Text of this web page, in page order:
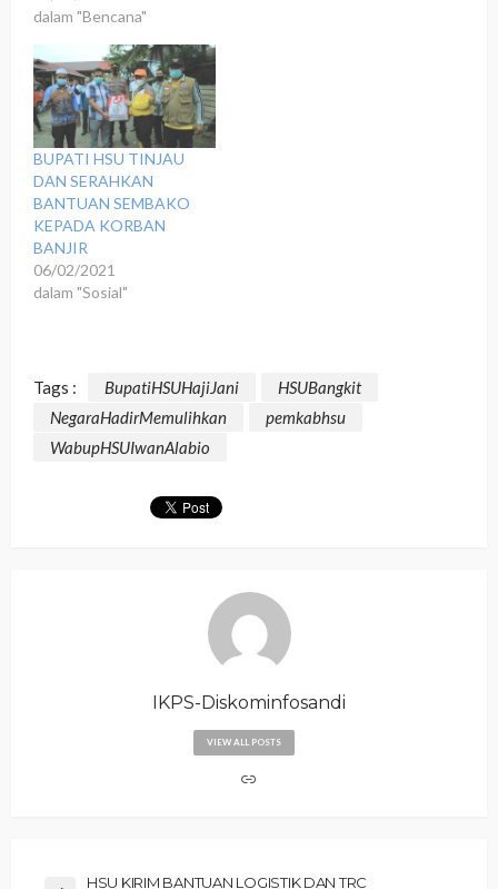
dalam "Bencana"
BUPATI HSU TINJAU
DAN SERAHKAN
BANTUAN SEMBAKO
KEPADA KORBAN
BANJIR
06/02/2021
dalam "Sosial"
Tags : BupatiHSUHajiJani
HSUBangkit
NegaraHadirMemulihkan
pemkabhsu
WabupHSUIwanAlabio
IKPS-Diskominfosandi
VIEW ALL POSTS
‎HSU KIRIM BANTUAN LOGISTIK DAN TRC